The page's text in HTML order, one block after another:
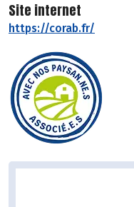
Site internet
https://corab.fr/